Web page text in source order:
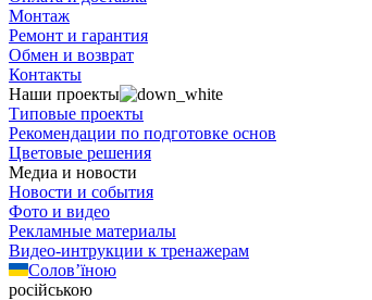
Монтаж
Ремонт и гарантия
Обмен и возврат
Контакты
Наши проекты
Типовые проекты
Рекомендации по подготовке основ
Цветовые решения
Медиа и новости
Новости и события
Фото и видео
Рекламные материалы
Видео-интрукции к тренажерам
Солов’їною
російською